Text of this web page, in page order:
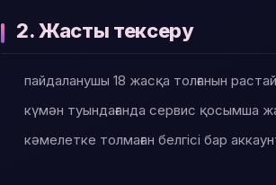
2. Жасты тексеру
пайдаланушы 18 жасқа толғанын
күмән туындағанда сервис қосымша
кәмелетке толмаған белгісі бар